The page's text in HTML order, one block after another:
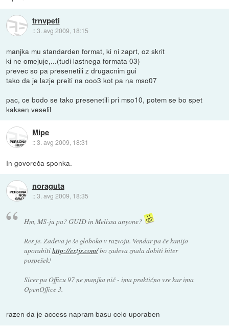
trnvpeti
::3. avg 2009, 18:15
manjka mu standarden format, ki ni zaprt, oz skrit
ki ne omejuje,...(tudi lastnega formata 03)
prevec so pa presenetili z drugacnim gui
tako da je lazje preiti na ooo3 kot pa na mso07
pac, ce bodo se tako presenetili pri mso10, potem se bo spet
kaksen veselil
Mipe
::3. avg 2009, 18:31
In govoreča sponka.
noraguta
::3. avg 2009, 18:35
Hm, MS-ju pa? GUID in Melissa anyone?
Res je. Zadeva je še globoko v razvoju. Vendar pa če kanijo
uporabitihttp://extjs.com/bo zadeva znala dobiti hiter
pospešek!
Sicer pa Officu 97 ne manjka nič - ima praktično vse kar ima
OpenOffice 3.
razen da je access napram basu celo uporaben